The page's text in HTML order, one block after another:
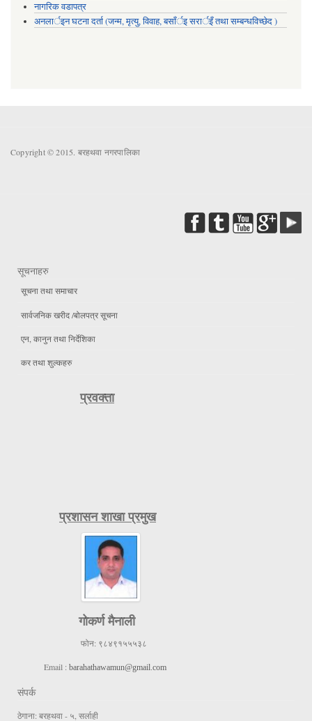
नागरिक वडापत्र
अनलार्इन घटना दर्ता (जन्म, मृत्यु, विवाह, बसाँर्इ सरार्इँ तथा सम्बन्धविच्छेद )
Copyright © 2015. बरहथवा नगरपालिका
सूचनाहरु
सूचना तथा समाचार
सार्वजनिक खरीद /बोलपत्र सूचना
एन, कानुन तथा निर्देशिका
कर तथा शुल्कहरु
प्रवक्ता
प्रशासन शाखा प्रमुख
गोकर्ण मैनाली
फोन: ९८४९१५५५३८
Email : barahathawamun@gmail.com
संपर्क
ठेगाना: बरहथवा - ५, सर्लाही